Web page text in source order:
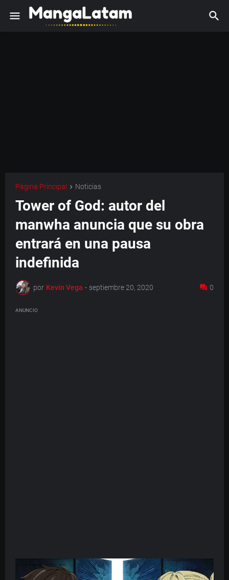
Página Principal Noticias
Tower of God: autor del
manwha anuncia que su obra
entrará en una pausa
indefinida
por Kevin Vega - septiembre 20, 2020 0
ANUNCIO